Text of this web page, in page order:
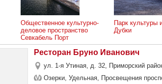
Общественное культурно-
деловое пространство
Севкабель Порт
Парк культуры
Дубки
Ресторан Бруно Иванович
ул. 1-я Утиная, д. 32, Приморский
Озерки, Удельная, Просвещения